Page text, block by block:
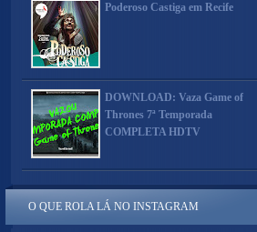
Poderoso Castiga em Recife
DOWNLOAD: Vaza Game of
Thrones 7ª Temporada
COMPLETA HDTV
O QUE ROLA LÁ NO INSTAGRAM